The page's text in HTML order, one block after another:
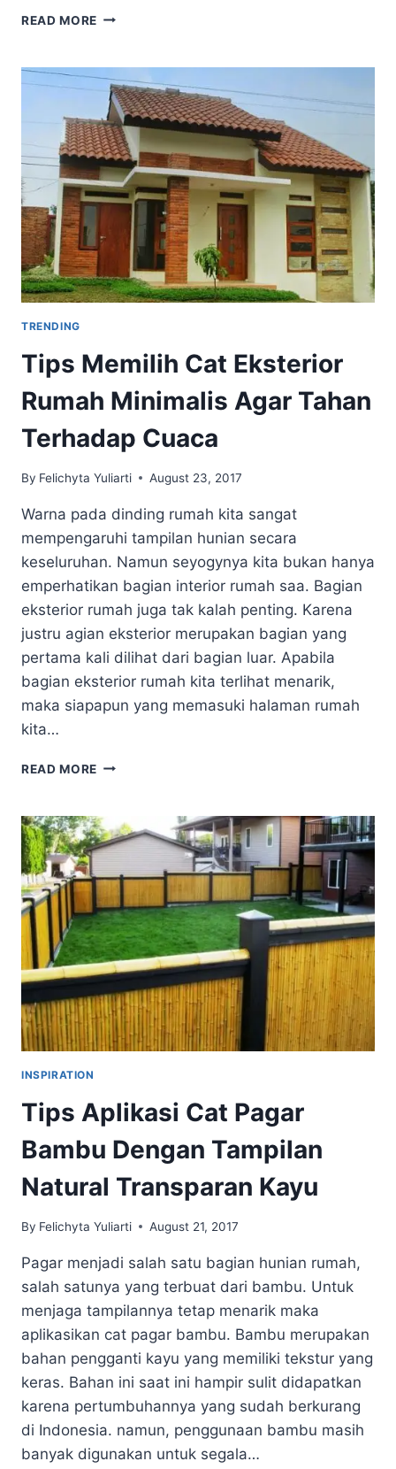
READ MORE MENGENAL
MAHONI
YANG
TEPAT
UNTUK
FURNITURE
KAYU
TRENDING
Tips Memilih Cat Eksterior
Rumah Minimalis Agar Tahan
Terhadap Cuaca
By Felichyta Yuliarti August 23, 2017
Warna pada dinding rumah kita sangat
mempengaruhi tampilan hunian secara
keseluruhan. Namun seyogynya kita bukan hanya
emperhatikan bagian interior rumah saa. Bagian
eksterior rumah juga tak kalah penting. Karena
justru agian eksterior merupakan bagian yang
pertama kali dilihat dari bagian luar. Apabila
bagian eksterior rumah kita terlihat menarik,
maka siapapun yang memasuki halaman rumah
kita…
READ MORE TIPS
EKSTERIOR
RUMAH
MINIMALIS
AGAR
TAHAN
TERHADAP
CUACA
INSPIRATION
Tips Aplikasi Cat Pagar
Bambu Dengan Tampilan
Natural Transparan Kayu
By Felichyta Yuliarti August 21, 2017
Pagar menjadi salah satu bagian hunian rumah,
salah satunya yang terbuat dari bambu. Untuk
menjaga tampilannya tetap menarik maka
aplikasikan cat pagar bambu. Bambu merupakan
bahan pengganti kayu yang memiliki tekstur yang
keras. Bahan ini saat ini hampir sulit didapatkan
karena pertumbuhannya yang sudah berkurang
di Indonesia. namun, penggunaan bambu masih
banyak digunakan untuk segala…